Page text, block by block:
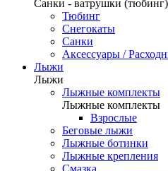
Санки - ватрушки (тюбинг)
Тюбинг
Снегокаты
Санки
Аксессуары /
Лыжи
Лыжи
Лыжные комплекты
Лыжные комплекты
Взрослые
Беговые лыжи
Лыжные ботинки
Лыжные крепления
Смазка